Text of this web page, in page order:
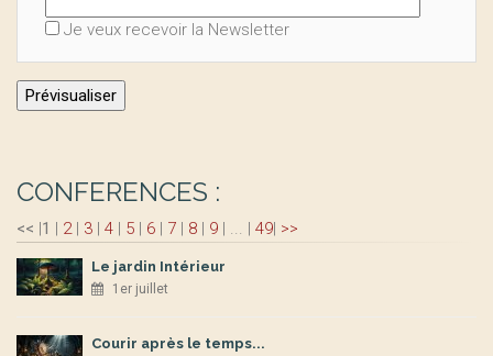
Je veux recevoir la Newsletter
CONFERENCES :
<< |1 | 2| 3 | 4 | 5 | 6 | 7 | 8 | 9 | ... | 49| >>
Le jardin Intérieur
1er juillet
Courir après le temps...